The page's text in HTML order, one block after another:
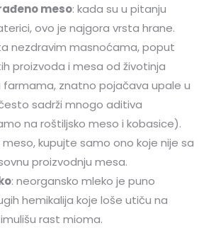
meso: kada su u pitanju
ovo je najgora vrsta hrane.
nezdravim masnoćama, poput
proizvoda i mesa od životinja
farmama, znatno pojačava upale u
sadrži mnogo aditiva
na roštiljsko meso i kobasice).
kupujte samo ono koje nije sa
proizvodnju mesa.
: neorgansko mleko je puno
hemikalija koje loše utiču na
rast mioma.